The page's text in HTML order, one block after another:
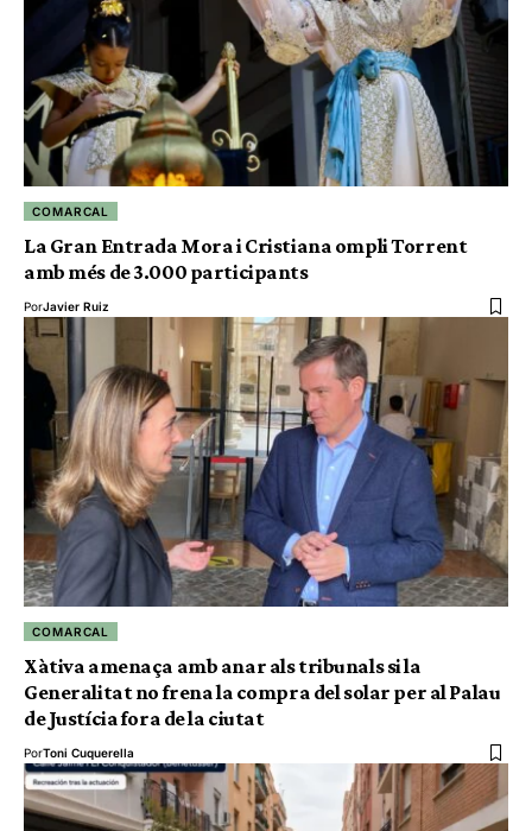
COMARCAL
La Gran Entrada Mora i Cristiana ompli Torrent
amb més de 3.000 participants
PorJavier Ruiz
COMARCAL
Xàtiva amenaça amb anar als tribunals si la
Generalitat no frena la compra del solar per al Palau
de Justícia fora de la ciutat
PorToni Cuquerella